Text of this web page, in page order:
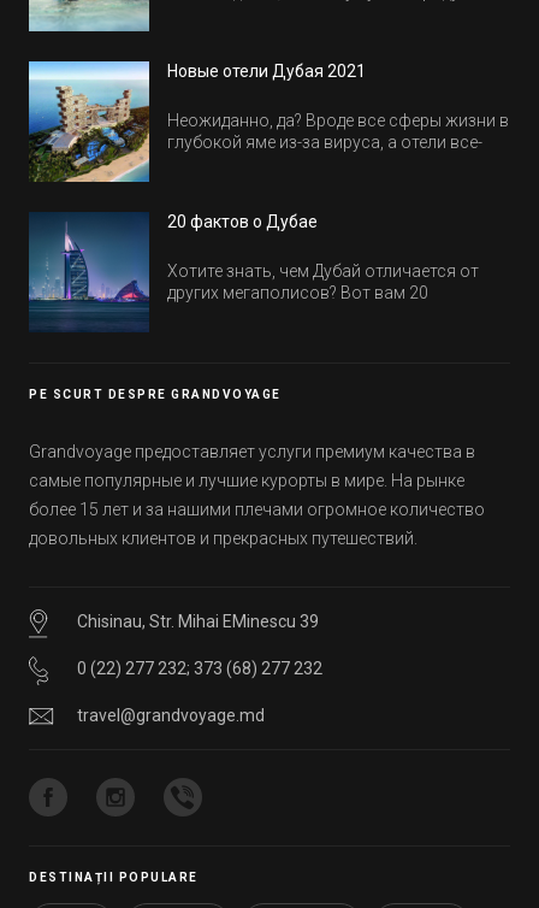
Новые отели Дубая 2021
Неожиданно, да? Вроде все сферы жизни в
глубокой яме из-за вируса, а отели все-
обычно на первые заезды дают промо-
20 фактов о Дубае
Хотите знать, чем Дубай отличается от
других мегаполисов? Вот вам 20
PE SCURT DESPRE GRANDVOYAGE
Grandvoyage предоставляет услуги премиум качества в
самые популярные и лучшие курорты в мире. На рынке
более 15 лет и за нашими плечами огромное количество
довольных клиентов и прекрасных путешествий.
Chisinau, Str. Mihai EMinescu 39
0 (22) 277 232; 373 (68) 277 232
travel@grandvoyage.md
DESTINAȚII POPULARE